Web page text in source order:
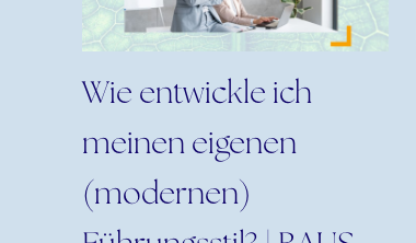
Wie entwickle ich
meinen eigenen
(modernen)